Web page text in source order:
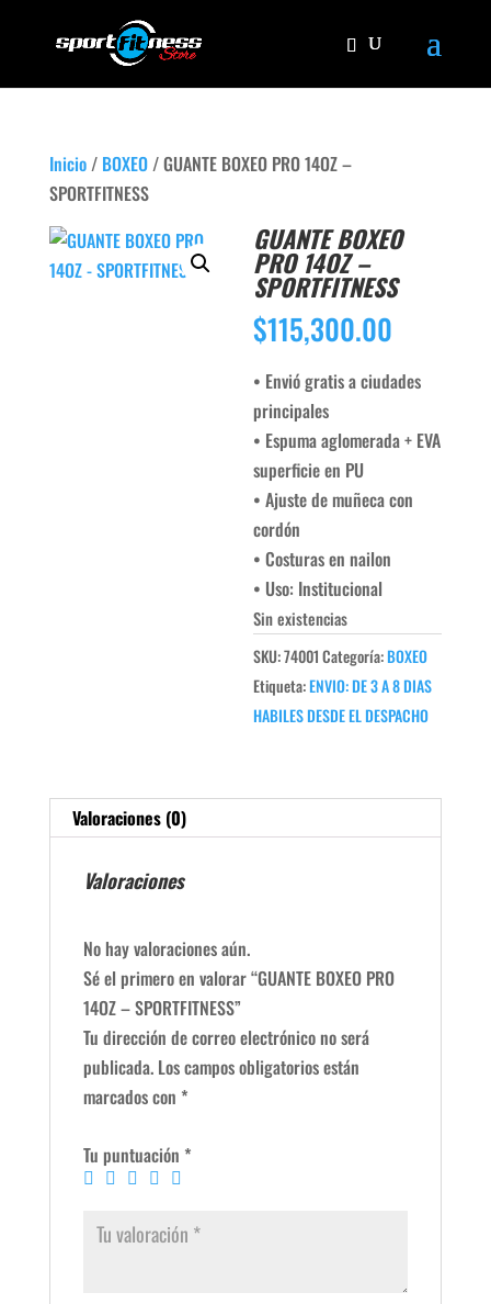
Inicio/ BOXEO/ GUANTE BOXEO PRO 14OZ –
SPORTFITNESS
GUANTE BOXEO
PRO 14OZ –
SPORTFITNESS
$115,300.00
• Envió gratis a ciudades
principales
• Espuma aglomerada + EVA
superficie en PU
• Ajuste de muñeca con
cordón
• Costuras en nailon
• Uso: Institucional
Sin existencias
SKU:74001Categoría:BOXEO
Etiqueta:ENVIO: DE 3 A 8 DIAS
HABILES DESDE EL DESPACHO
Valoraciones (0)
Valoraciones
No hay valoraciones aún.
Sé el primero en valorar “GUANTE BOXEO PRO
14OZ – SPORTFITNESS”
Tu dirección de correo electrónico no será
publicada. Los campos obligatorios están
marcados con *
Tu puntuación *